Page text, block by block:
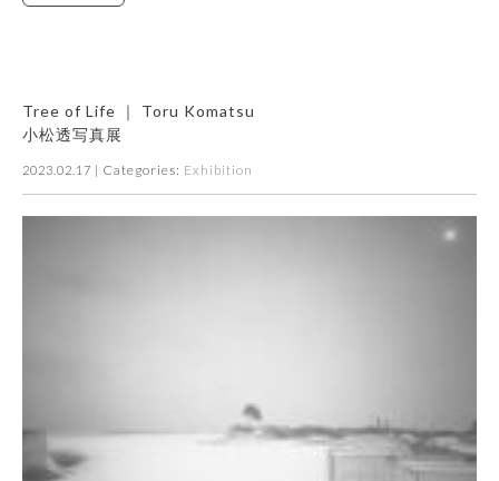
Tree of Life ｜ Toru Komatsu
小松透写真展
2023.02.17 | Categories: Exhibition